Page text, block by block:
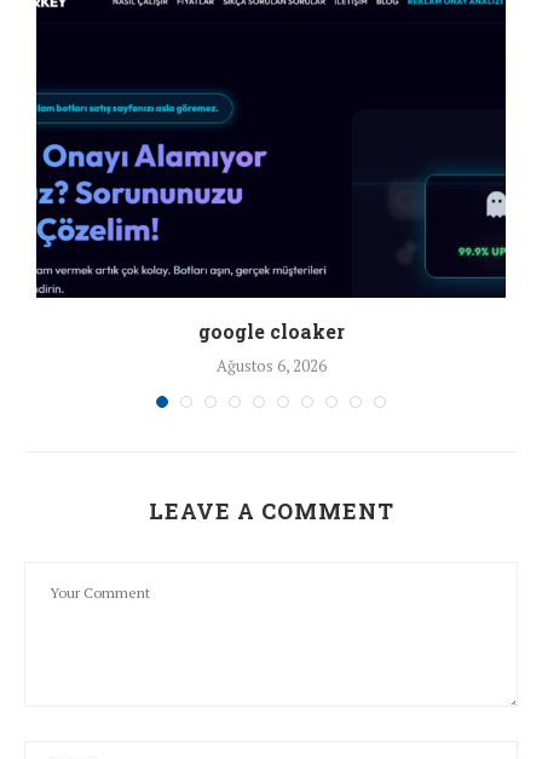
google cloaker
Ağustos 6, 2026
LEAVE A COMMENT